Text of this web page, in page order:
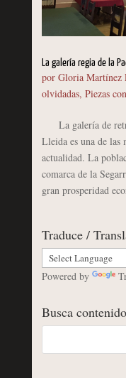
La galería regia de la
por Gloria Martínez
olvidadas, Piezas
La galería de
Lleida es una de las
actualidad. La
comarca de la
gran prosperidad
Traduce /
Powered by
Busca contenido